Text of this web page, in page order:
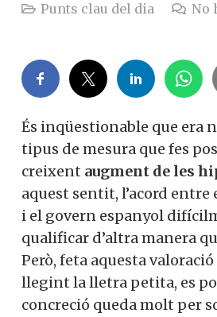
Punts clau del dia
No
És inqüestionable que era
tipus de mesura que fes
creixent augment de les
aquest sentit, l’acord entre
i el govern espanyol
qualificar d’altra manera
Però, feta aquesta
llegint la lletra petita, es
concreció queda molt per